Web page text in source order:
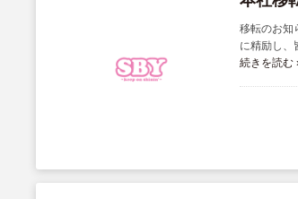
移転のお知
に精励し、
続きを読む